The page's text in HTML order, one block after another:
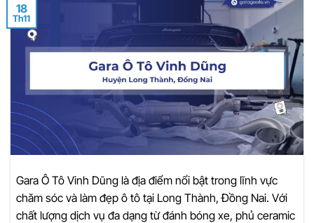
18
Th11
Gara Ô Tô Vinh Dũng là địa điểm nổi bật trong lĩnh vực
chăm sóc và làm đẹp ô tô tại Long Thành, Đồng Nai. Với
chất lượng dịch vụ đa dạng từ đánh bóng xe, phủ ceramic